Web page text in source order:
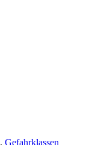
, Gefahrklassen